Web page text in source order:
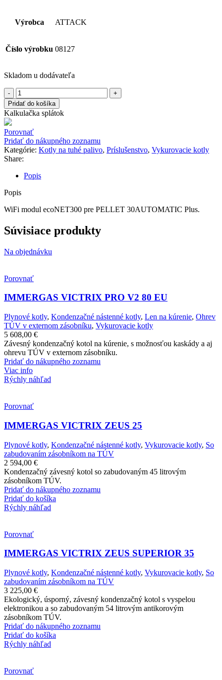
Výrobca ATTACK
Číslo výrobku 08127
Skladom u dodávateľa
množstvo
ATTACK
PEL30828
Pridať do košíka
Kalkulačka splátok
Porovnať
Pridať do nákupného zoznamu
Kategórie: Kotly na tuhé palivo, Príslušenstvo, Vykurovacie kotly
Share:
Popis
Popis
WiFi modul ecoNET300 pre PELLET 30AUTOMATIC Plus.
Súvisiace produkty
Na objednávku
Porovnať
IMMERGAS VICTRIX PRO V2 80 EU
Plynové kotly, Kondenzačné nástenné kotly, Len na kúrenie, Ohrev
TÚV v externom zásobníku, Vykurovacie kotly
5 608,00 €
Závesný kondenzačný kotol na kúrenie, s možnosťou kaskády a aj
ohrevu TÚV v externom zásobníku.
Pridať do nákupného zoznamu
Viac info
Rýchly náhľad
Porovnať
IMMERGAS VICTRIX ZEUS 25
Plynové kotly, Kondenzačné nástenné kotly, Vykurovacie kotly, So
zabudovaním zásobníkom na TÚV
2 594,00 €
Kondenzačný závesný kotol so zabudovaným 45 litrovým
zásobníkom TÚV.
Pridať do nákupného zoznamu
Pridať do košíka
Rýchly náhľad
Porovnať
IMMERGAS VICTRIX ZEUS SUPERIOR 35
Plynové kotly, Kondenzačné nástenné kotly, Vykurovacie kotly, So
zabudovaním zásobníkom na TÚV
3 225,00 €
Ekologický, úsporný, závesný kondenzačný kotol s vyspelou
elektronikou a so zabudovaným 54 litrovým antikorovým
zásobníkom TÚV.
Pridať do nákupného zoznamu
Pridať do košíka
Rýchly náhľad
Porovnať